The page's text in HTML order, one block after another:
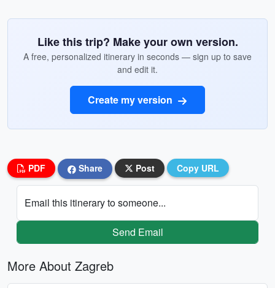
Like this trip? Make your own version.
A free, personalized itinerary in seconds — sign up to save
and edit it.
Create my version
PDF Share Post Copy URL
Email this itinerary to someone...
Send Email
More About Zagreb